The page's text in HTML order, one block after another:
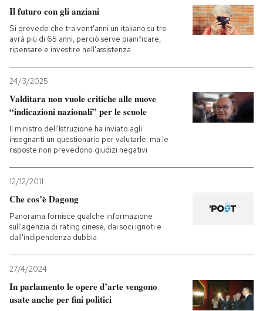
PODCAST
I MIEI PREFERITI
SHOP
CALENDARIO
AREA PERSONALE
Il futuro con gli anziani
Si prevede che tra vent'anni un italiano su tre
avrà più di 65 anni, perciò serve pianificare,
ripensare e investire nell'assistenza
24/3/2025
Valditara non vuole critiche alle nuove
“indicazioni nazionali” per le scuole
Il ministro dell'Istruzione ha inviato agli
insegnanti un questionario per valutarle, ma le
risposte non prevedono giudizi negativi
12/12/2011
Che cos’è Dagong
Panorama fornisce qualche informazione
sull'agenzia di rating cinese, dai soci ignoti e
dall'indipendenza dubbia
27/4/2024
In parlamento le opere d’arte vengono
usate anche per fini politici